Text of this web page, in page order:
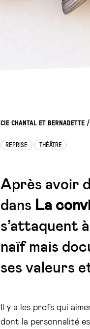
CIE CHANTAL ET BERNADETTE
REPRISE THÉÂTRE
Après avoir
dans La
s’attaquent
naïf mais
ses valeurs
Il y a les profs qui
dont la personnalité